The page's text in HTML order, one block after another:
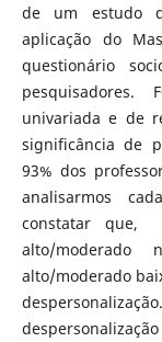
de um estudo
aplicação do
questionário
pesquisadores.
univariada e de
significância de
93% dos
analisarmos
constatar que,
alto/moderado
alto/moderado